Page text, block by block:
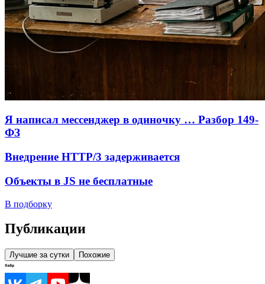
Я написал мессенджер в одиночку … Разбор 149-
ФЗ
Внедрение HTTP/3 задерживается
Объекты в JS не бесплатные
В подборку
Публикации
Лучшие за сутки Похожие